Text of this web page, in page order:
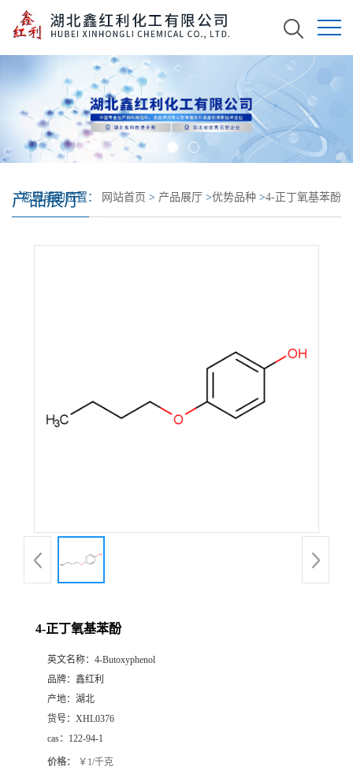
产品展厅
您当前的位置： 网站首页 > 产品展厅 >优势品种 >4-正丁氧基苯酚
4-正丁氧基苯酚
英文名称： 4-Butoxyphenol
品牌： 鑫红利
产地： 湖北
货号： XHL0376
cas： 122-94-1
价格： ￥1/千克